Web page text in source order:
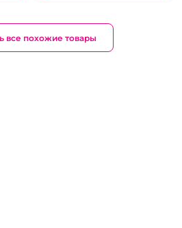
все похожие товары